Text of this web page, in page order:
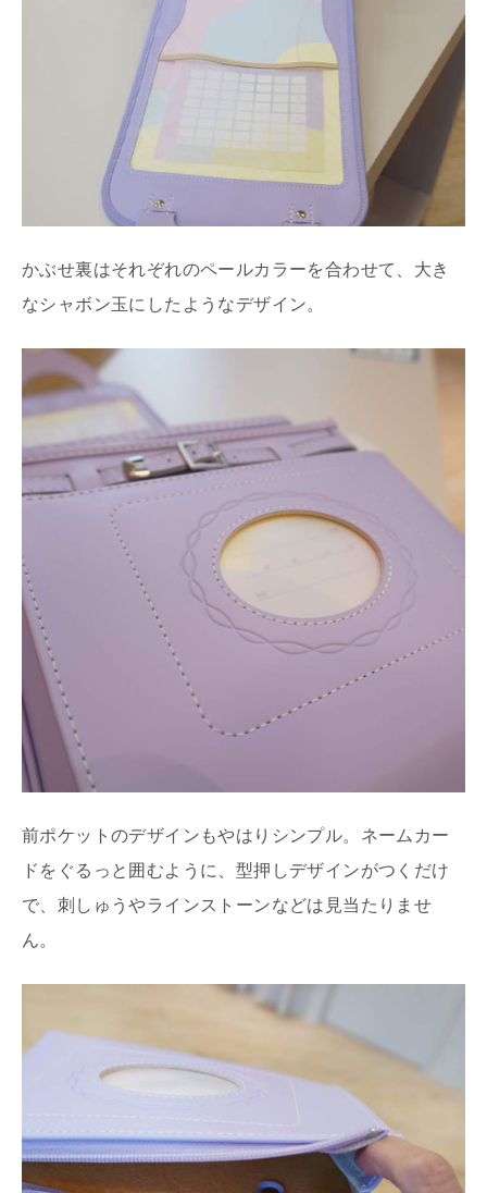
かぶせ裏はそれぞれのペールカラーを合わせて、大き
なシャボン玉にしたようなデザイン。
前ポケットのデザインもやはりシンプル。ネームカー
ドをぐるっと囲むように、型押しデザインがつくだけ
で、刺しゅうやラインストーンなどは見当たりませ
ん。